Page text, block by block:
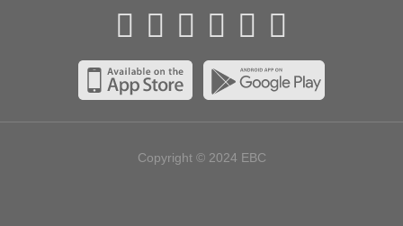
Copyright © 2024 EBC